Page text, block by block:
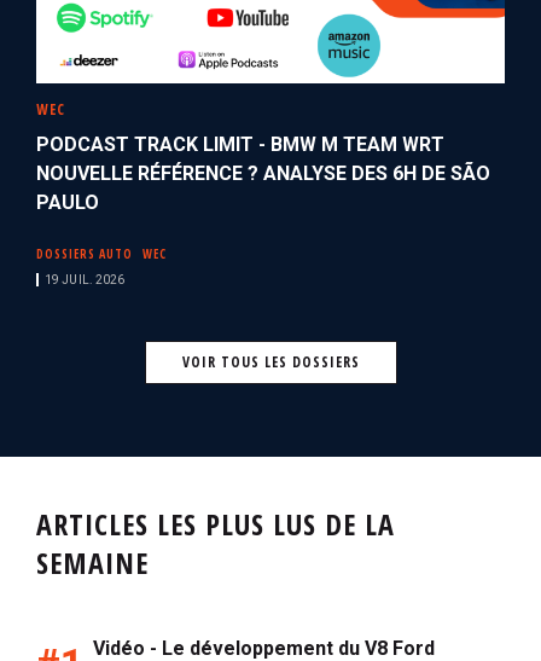
WEC
PODCAST TRACK LIMIT - BMW M TEAM WRT
NOUVELLE RÉFÉRENCE ? ANALYSE DES 6H DE SÃO
PAULO
DOSSIERS AUTO WEC
19 JUIL. 2026
VOIR TOUS LES DOSSIERS
ARTICLES LES PLUS LUS DE LA
SEMAINE
Vidéo - Le développement du V8 Ford